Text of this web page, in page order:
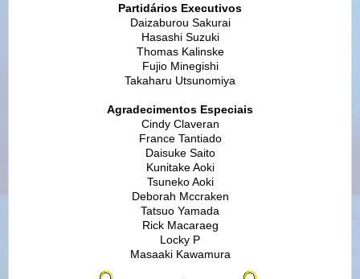
Partidários Executivos
Daizaburou Sakurai
Hasashi Suzuki
Thomas Kalinske
Fujio Minegishi
Takaharu Utsunomiya
Agradecimentos Especiais
Cindy Claveran
France Tantiado
Daisuke Saito
Kunitake Aoki
Tsuneko Aoki
Deborah Mccraken
Tatsuo Yamada
Rick Macaraeg
Locky P
Masaaki Kawamura